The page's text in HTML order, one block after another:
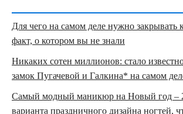
Для чего на самом деле нужно закрывать
факт, о котором вы не знали
Никаких сотен миллионов: стало
замок Пугачевой и Галкина* на самом
Самый модный маникюр на Новый год –
варианта праздничного дизайна ногтей,